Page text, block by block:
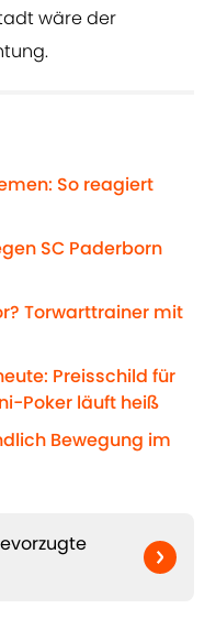
wäre der
So reagiert
SC Paderborn
Torwarttrainer mit
Preisschild für
Poker läuft heiß
Bewegung im